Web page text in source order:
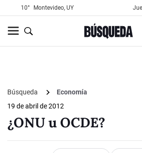
10° Montevideo, UY
Búsqueda
Economía
19 de abril de 2012
¿ONU u OCDE?